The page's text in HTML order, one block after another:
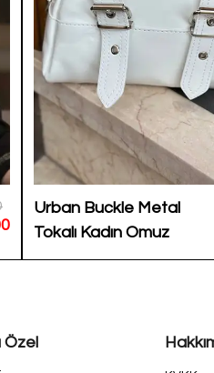
Urban Buckle Metal
Tokalı Kadın Omuz
Çatası BP-4864O
Özel